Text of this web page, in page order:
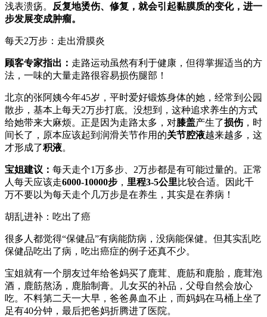
浅表溃疡。
反复地烫伤、修复，就会引起黏膜质的变化，进一
步发展变成肿瘤。
每天2万步：走出滑膜炎
顾客专家指出： 走路运动虽然有利于健康，但得掌握适当的方
法，一味的大量走路很容易损伤腿部！
北京的张阿姨今年45岁，平时爱好锻炼身体的她，经常到公园
散步，基本上每天2万步打底。没想到，这种追求养生的方式
给她带来大麻烦。正是因为走路太多，对膝盖产生了损伤，时
间长了，原本应该起到润滑关节作用的关节腔液越来越多，这
才形成了积液。
宝姐建议： 每天走个1万多步、2万步都是有可能过量的。正常
人每天应该走6000-10000步 ， 里程3-5公里比较合适。因此千
万不要以为每天走个几万步是在养生，其实是在养病！
胡乱进补：吃出了癌
很多人都觉得“保健品”有病能防病，没病能保健。但其实乱吃
保健品吃出了病，吃出癌症的例子还真不少。
宝姐就有一个朋友过年给爸妈买了鹿茸、鹿筋和鹿胎，鹿茸泡
酒，鹿筋熬汤，鹿胎制膏。儿女买的补品，父母自然会放心
吃。不料第二天一大早，爸爸鼻血不止，而妈妈在马桶上坐了
足有40分钟，最后把爸妈折腾进了医院。